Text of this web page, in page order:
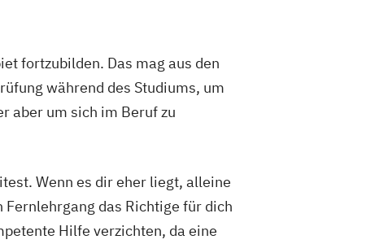
fortzubilden. Das mag aus den
während des Studiums, um
aber um sich im Beruf zu
Wenn es dir eher liegt, alleine
das Richtige für dich
Hilfe verzichten, da eine